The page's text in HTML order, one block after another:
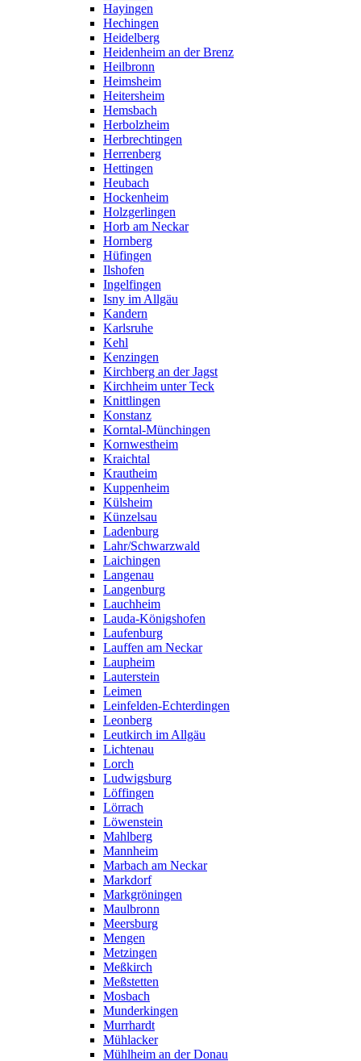
Hayingen
Hechingen
Heidelberg
Heidenheim an der Brenz
Heilbronn
Heimsheim
Heitersheim
Hemsbach
Herbolzheim
Herbrechtingen
Herrenberg
Hettingen
Heubach
Hockenheim
Holzgerlingen
Horb am Neckar
Hornberg
Hüfingen
Ilshofen
Ingelfingen
Isny im Allgäu
Kandern
Karlsruhe
Kehl
Kenzingen
Kirchberg an der Jagst
Kirchheim unter Teck
Knittlingen
Konstanz
Korntal-Münchingen
Kornwestheim
Kraichtal
Krautheim
Kuppenheim
Külsheim
Künzelsau
Ladenburg
Lahr/Schwarzwald
Laichingen
Langenau
Langenburg
Lauchheim
Lauda-Königshofen
Laufenburg
Lauffen am Neckar
Laupheim
Lauterstein
Leimen
Leinfelden-Echterdingen
Leonberg
Leutkirch im Allgäu
Lichtenau
Lorch
Ludwigsburg
Löffingen
Lörrach
Löwenstein
Mahlberg
Mannheim
Marbach am Neckar
Markdorf
Markgröningen
Maulbronn
Meersburg
Mengen
Metzingen
Meßkirch
Meßstetten
Mosbach
Munderkingen
Murrhardt
Mühlacker
Mühlheim an der Donau